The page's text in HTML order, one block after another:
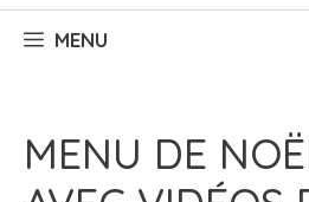
MENU
MENU DE